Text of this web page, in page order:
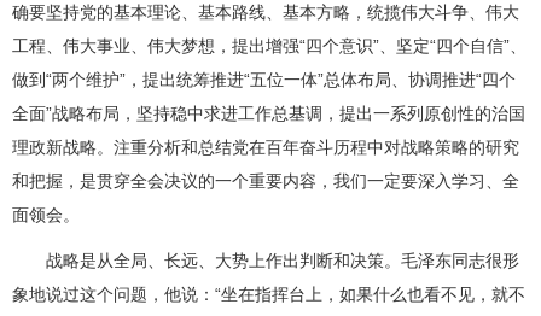
确要坚持党的基本理论、基本路线、基本方略，统揽伟大斗争、伟大
工程、伟大事业、伟大梦想，提出增强“四个意识”、坚定“四个自信”、
做到“两个维护”，提出统筹推进“五位一体”总体布局、协调推进“四个
全面”战略布局，坚持稳中求进工作总基调，提出一系列原创性的治国
理政新战略。注重分析和总结党在百年奋斗历程中对战略策略的研究
和把握，是贯穿全会决议的一个重要内容，我们一定要深入学习、全
面领会。
战略是从全局、长远、大势上作出判断和决策。毛泽东同志很形
象地说过这个问题，他说：“坐在指挥台上，如果什么也看不见，就不